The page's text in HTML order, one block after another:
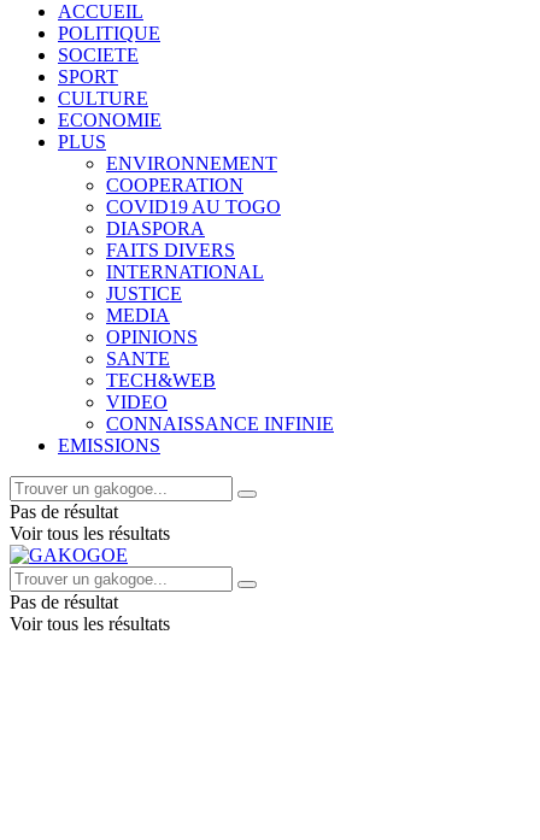
ACCUEIL
POLITIQUE
SOCIETE
SPORT
CULTURE
ECONOMIE
PLUS
ENVIRONNEMENT
COOPERATION
COVID19 AU TOGO
DIASPORA
FAITS DIVERS
INTERNATIONAL
JUSTICE
MEDIA
OPINIONS
SANTE
TECH&WEB
VIDEO
CONNAISSANCE INFINIE
EMISSIONS
Pas de résultat
Voir tous les résultats
Pas de résultat
Voir tous les résultats